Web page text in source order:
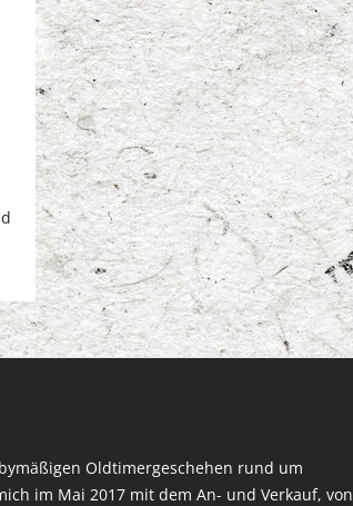
Oldtimergeschehen rund um
im Mai 2017 mit dem An- und Verkauf, von